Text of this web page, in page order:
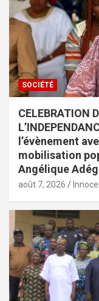
SOCIÉTÉ
CELEBRATION
l’évènement
mobilisation
Angélique
août 7, 2026